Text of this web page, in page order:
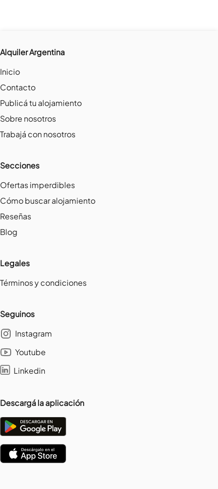
Alquiler Argentina
Inicio
Contacto
Publicá tu alojamiento
Sobre nosotros
Trabajá con nosotros
Secciones
Ofertas imperdibles
Cómo buscar alojamiento
Reseñas
Blog
Legales
Términos y condiciones
Seguinos
Instagram
Youtube
Linkedin
Descargá la aplicación